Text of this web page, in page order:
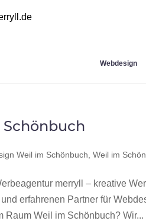
Webdesign
Weil im Schönbuch ,Weil im
merryll – kreative
erfahrenen Partner für
Raum Weil im Schönbuch? Wir...